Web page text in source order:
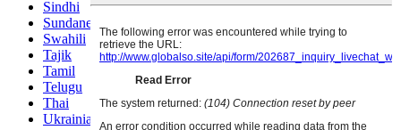
Sindhi
Sundanese
Swahili
Tajik
Tamil
Telugu
Thai
Ukrainian